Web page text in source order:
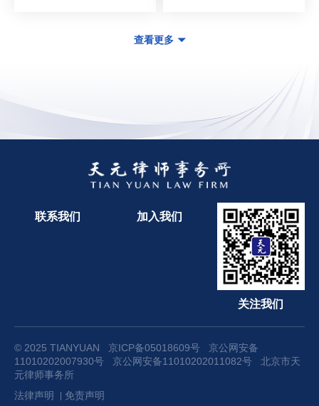
查看更多
联系我们 加入我们
关注我们
© 2025 TIANYUAN 京ICP备05018609号
京公网安备
11010202007930号
京公网安备11010202011082号 北京市天
元律师事务所
法律声明
免责声明